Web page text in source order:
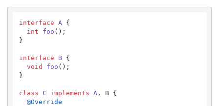
interface A {
int
foo () ;
}
interface B {
void
foo () ;
}
class C implements A , B {
@Override